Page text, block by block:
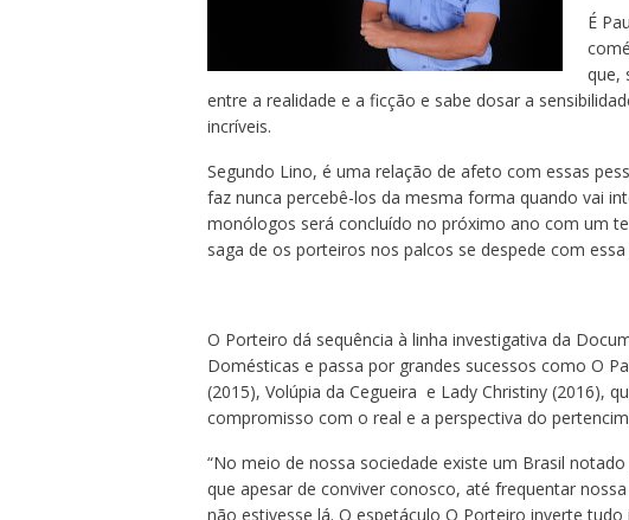
É
que,
entre a realidade e a ficção e sabe dosar a
incríveis.
Segundo Lino, é uma relação de afeto com essas
faz nunca percebê-los da mesma forma quando vai
monólogos será concluído no próximo ano com um
saga de os porteiros nos palcos se despede com
O Porteiro dá sequência à linha investigativa da
Domésticas e passa por grandes sucessos como O
(2015), Volúpia da Cegueira e Lady Christiny (2016),
compromisso com o real e a perspectiva do
“No meio de nossa sociedade existe um Brasil
que apesar de conviver conosco, até frequentar
não estivesse lá. O espetáculo O Porteiro inverte